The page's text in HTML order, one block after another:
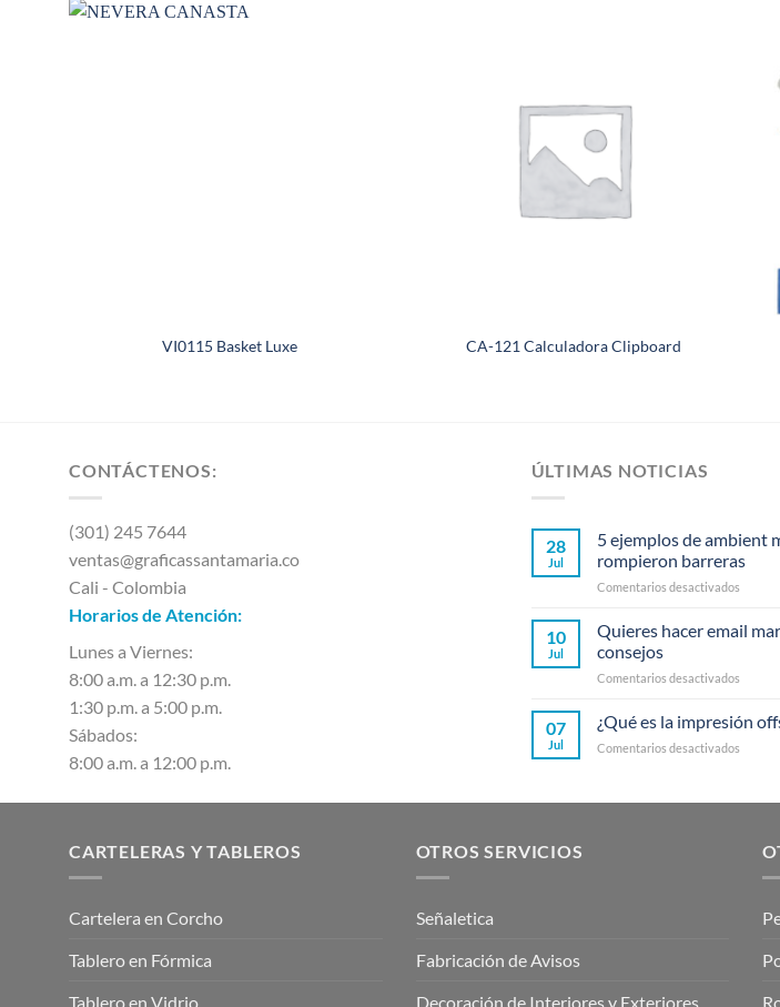
VI0115 Basket Luxe CA-121 Calculadora Clipboard
CONTÁCTENOS:
(301) 245 7644
ventas@graficassantamaria.co
Cali - Colombia
Horarios de Atención:
Lunes a Viernes:
8:00 a.m. a 12:30 p.m.
1:30 p.m. a 5:00 p.m.
Sábados:
8:00 a.m. a 12:00 p.m.
ÚLTIMAS NOTICIAS
28
Jul
5 ejemplos de ambient
rompieron barreras
Comentarios desactivadosen
de
10
Jul
Quieres hacer email
consejos
Comentarios desactivadosen
hacer
email
07
Jul
¿Qué es la impresión
Comentarios desactivadosen
la
CARTELERAS Y TABLEROS
Cartelera en Corcho
Tablero en Fórmica
Tablero en Vidrio
OTROS SERVICIOS
Señaletica
Fabricación de Avisos
Decoración de Interiores y Exteriores